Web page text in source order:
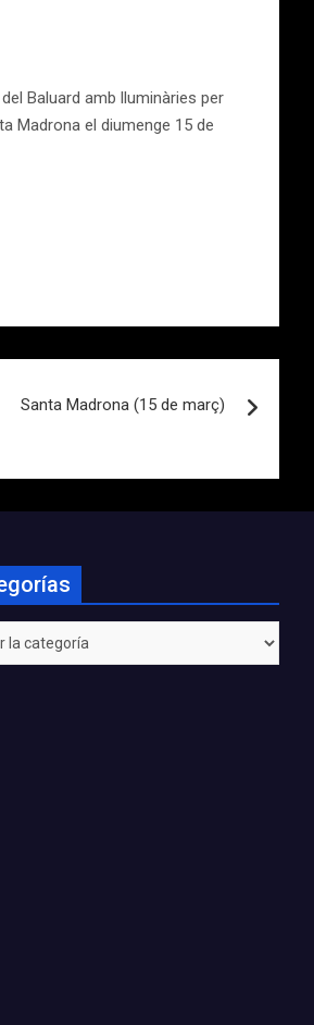
Baluard amb lluminàries per
Madrona el diumenge 15 de
Santa Madrona (15 de març)